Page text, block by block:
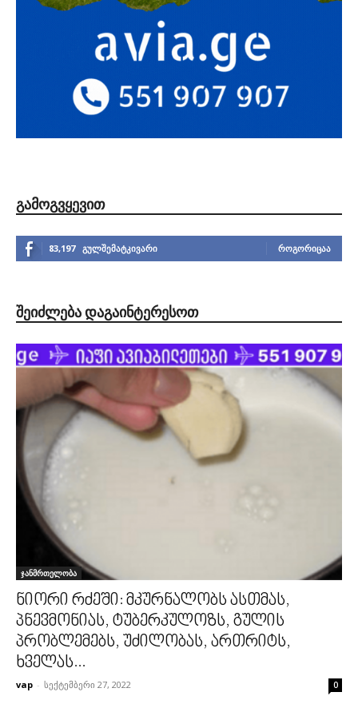
ᲒᲐᲛᲝᲒᲕᲧᲔᲕᲘᲗ
83,197 გულშემატკივარი ᲠᲝᲒᲝᲠᲘᲪᲐᲐ
ᲨᲔᲘᲫᲚᲔᲑᲐ ᲓᲐᲒᲐᲘᲜᲢᲔᲠᲔᲡᲝᲗ
ჯანმრთელობა
ნიორი რძეში: მკურნალობს ასთმას,
პნევმონიას, ტუბერკულოზს, გულის
პრობლემებს, უძილობას, ართრიტს,
ხველას...
vap - სექტემბერი 27, 2022 0